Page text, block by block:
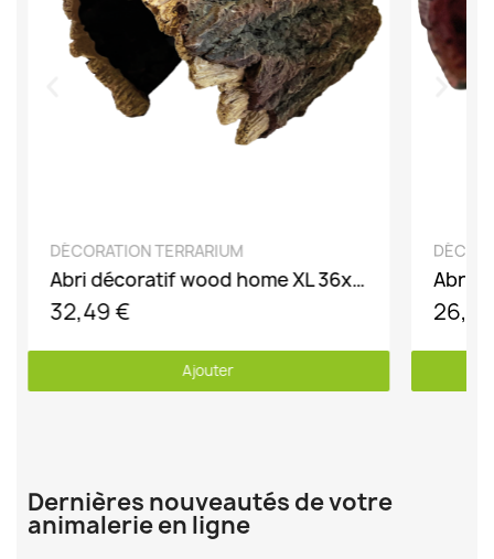
DÉCOUVRIR
DÉCORATION TERRARIUM
Abri décoratif wood home XL 36x24x18cm
32,49 €
Ajouter
Abri
Dernières nouveautés de votre
animalerie en ligne